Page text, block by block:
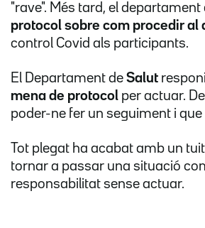
"rave". Més tard, el
protocol sobre com procedir al
control Covid als participants.
El Departament de Salut
mena de protocol per actuar.
poder-ne fer un seguiment i
Tot plegat ha acabat amb un
tornar a passar una situació
responsabilitat sense actuar.